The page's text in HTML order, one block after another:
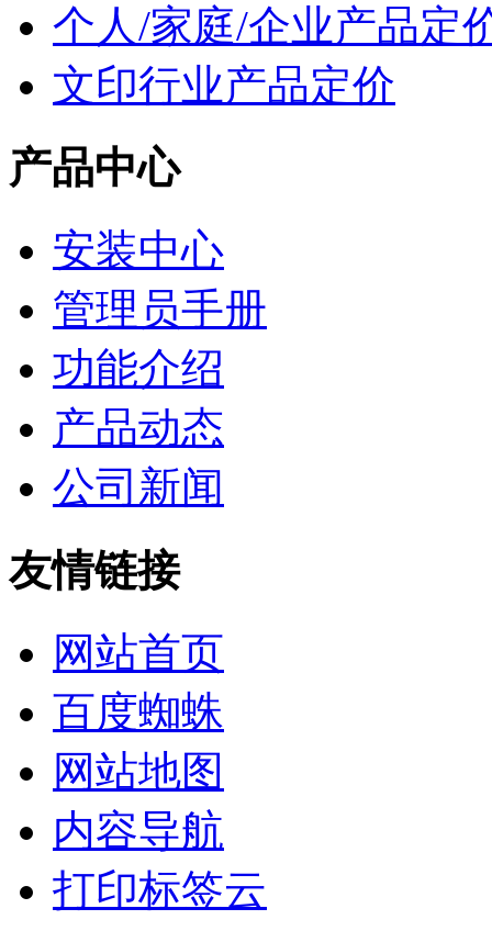
个人/家庭/企业产品定
文印行业产品定价
产品中心
安装中心
管理员手册
功能介绍
产品动态
公司新闻
友情链接
网站首页
百度蜘蛛
网站地图
内容导航
打印标签云